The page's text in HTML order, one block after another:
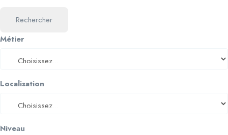
Rechercher
Métier
Localisation
Niveau